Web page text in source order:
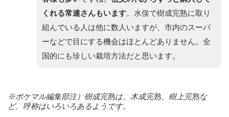
くれる常連さんもいます。水俣で樹成完熟に取り
組んでいる人は他に数人いますが、市内のスーパ
ーなどで目にする機会はほとんどありません。全
国的にも珍しい栽培方法だと思います。
※ポケマル編集部注）樹成完熟は、木成完熟、樹上完熟な
ど、呼称はいろいろあるようです。